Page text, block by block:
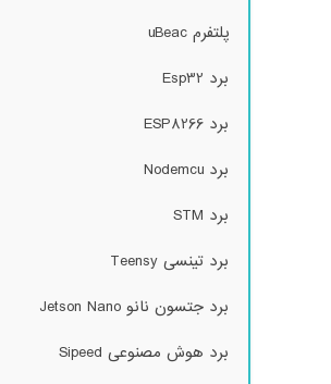
پلتفرم uBeac
برد Esp32
برد ESP8266
برد Nodemcu
برد STM
برد تینسی Teensy
برد جتسون نانو Jetson Nano
برد هوش مصنوعی Sipeed